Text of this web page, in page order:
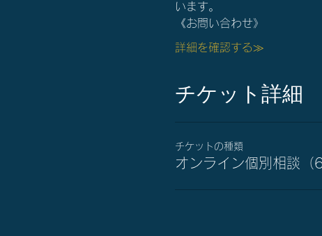
います。
《お問い合わせ》
詳細を確認する≫
チケット詳細
チケットの種類
オンライン個別相談（